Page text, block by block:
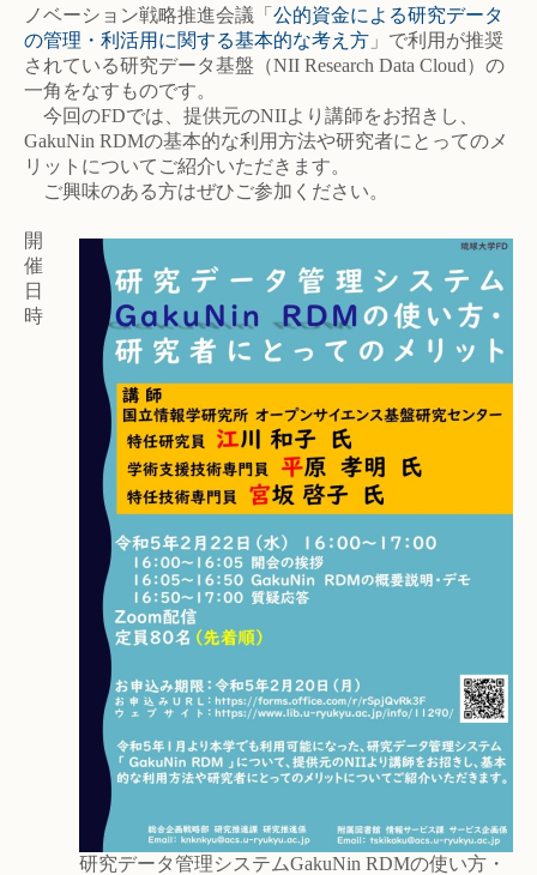
ノベーション戦略推進会議「 公的資金による研究データ
の管理・利活用に関する基本的な考え方 」で利用が推奨
されている研究データ基盤（NII Research Data Cloud）の
一角をなすものです。
今回のFDでは、提供元のNIIより講師をお招きし、
GakuNin RDMの基本的な利用方法や研究者にとってのメ
リットについてご紹介いただきます。
ご興味のある方はぜひご参加ください。
研究データ管理システムGakuNin RDMの使い方・
開
催
日
時